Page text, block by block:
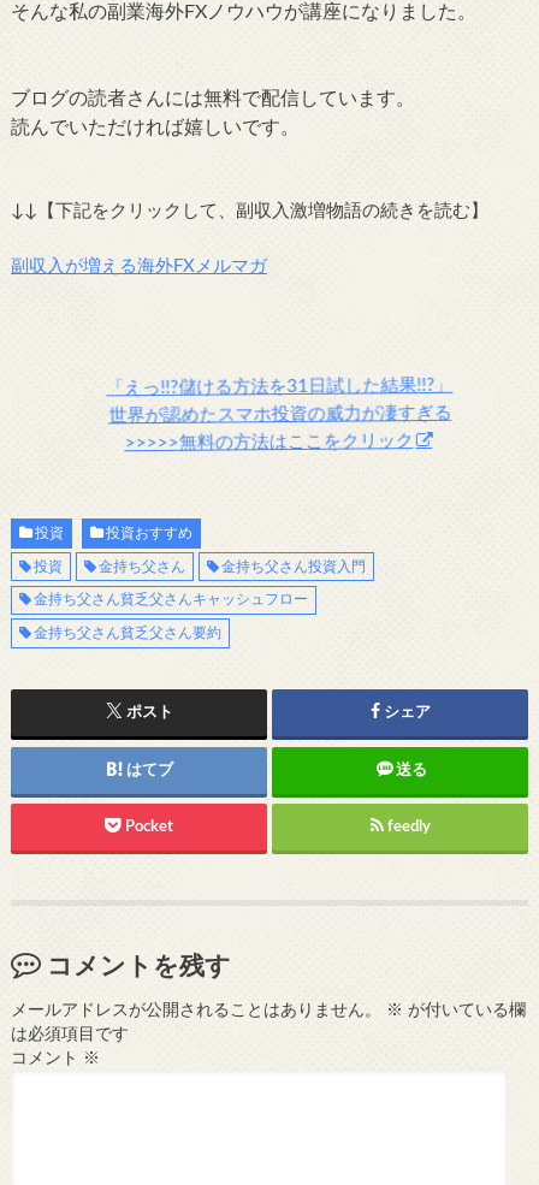
そんな私の副業海外FXノウハウが講座になりました。
ブログの読者さんには無料で配信しています。
読んでいただければ嬉しいです。
↓↓【下記をクリックして、副収入激増物語の続きを読む】
副収入が増える海外FXメルマガ
「えっ!!?儲ける方法を31日試した結果!!?」
世界が認めたスマホ投資の威力が凄すぎる
>>>>>無料の方法はここをクリック
投資 投資おすすめ
投資 金持ち父さん 金持ち父さん投資入門
金持ち父さん貧乏父さんキャッシュフロー
金持ち父さん貧乏父さん要約
ポスト シェア
はてブ 送る
Pocket feedly
コメントを残す
メールアドレスが公開されることはありません。 ※ が付いている欄
は必須項目です
コメント
※